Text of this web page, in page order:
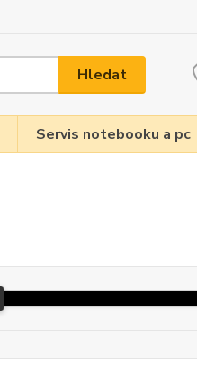
Hledat
Servis notebooku a pc